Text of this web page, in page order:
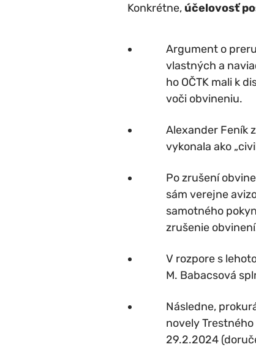
Konkrétne, účelovosť
Argument o
vlastných a
ho OČTK mali k
voči obvineniu.
Alexander Feník
vykonala ako
Po zrušení
sám verejne
samotného
zrušenie
V rozpore s
M. Babacsová
Následne,
novely
29.2.2024